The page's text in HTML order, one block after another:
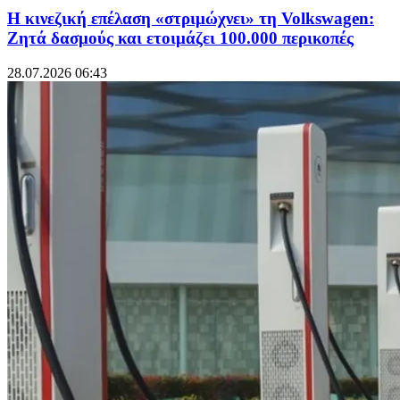
Η κινεζική επέλαση «στριμώχνει» τη Volkswagen:
Ζητά δασμούς και ετοιμάζει 100.000 περικοπές
28.07.2026 06:43